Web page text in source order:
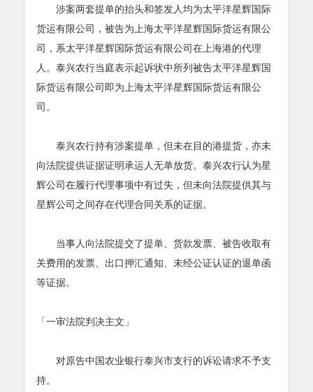
涉案两套提单的抬头和签发人均为太平洋星辉国际
货运有限公司，被告为上海太平洋星辉国际货运有限公
司，系太平洋星辉国际货运有限公司在上海港的代理
人。泰兴农行当庭表示起诉状中所列被告太平洋星辉国
际货运有限公司即为上海太平洋星辉国际货运有限公
司。
泰兴农行持有涉案提单，但未在目的港提货，亦未
向法院提供证据证明承运人无单放货。泰兴农行认为星
辉公司在履行代理事项中有过失，但未向法院提供其与
星辉公司之间存在代理合同关系的证据。
当事人向法院提交了提单、货款发票、被告收取有
关费用的发票、出口押汇通知、未经公证认证的退单函
等证据。
「一审法院判决主文」
对原告中国农业银行泰兴市支行的诉讼请求不予支
持。